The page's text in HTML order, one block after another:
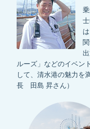
ルーズ」などのイベン
して、清水港の魅力を
長 田島 昇さん）